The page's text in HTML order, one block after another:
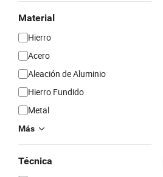
Material
Hierro
Acero
Aleación de Aluminio
Hierro Fundido
Metal
Más
Técnica